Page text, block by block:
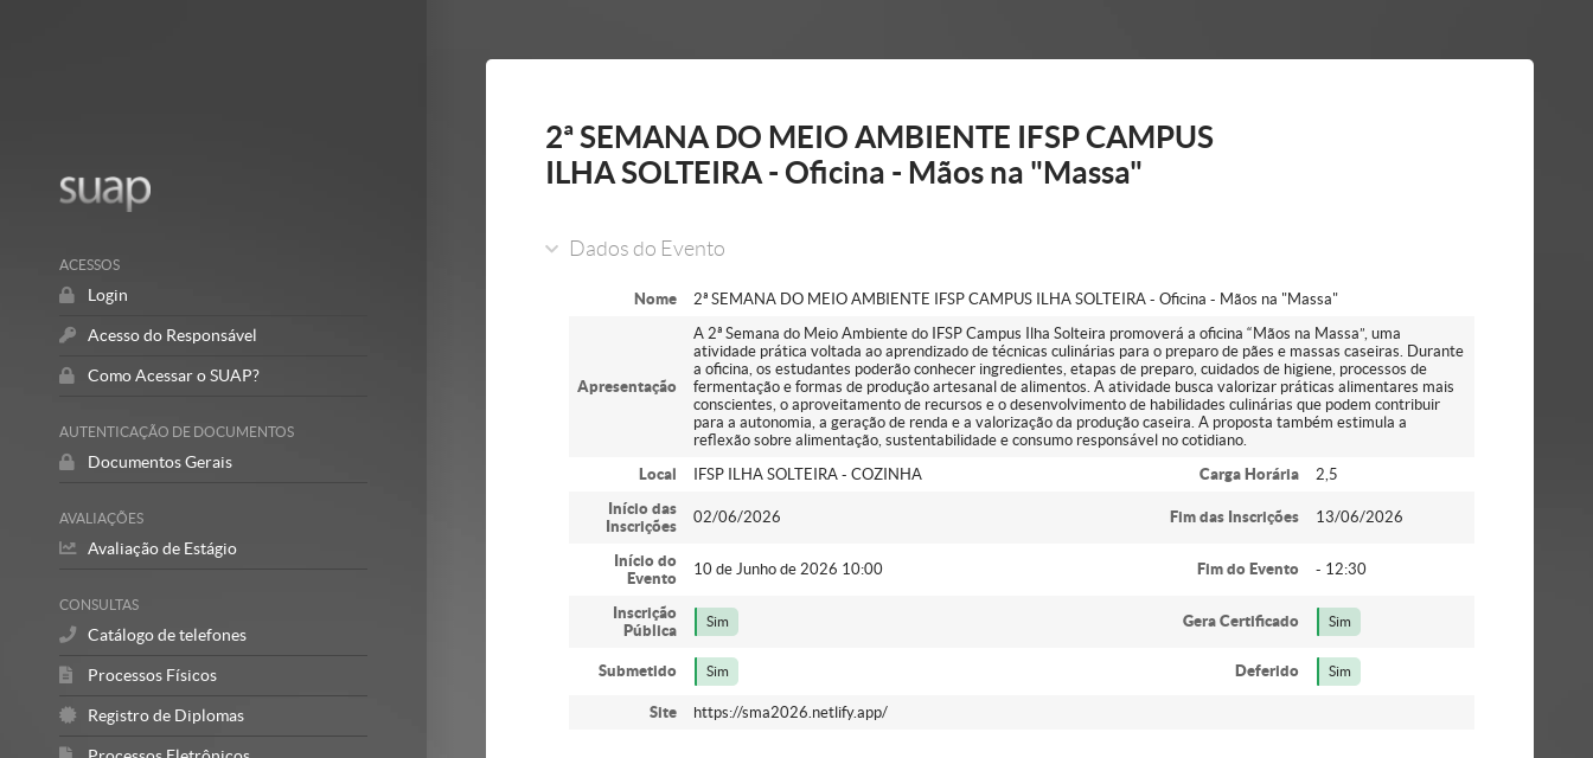
ACESSOS
Login
Acesso do Responsável
Como Acessar o SUAP?
AUTENTICAÇÃO DE DOCUMENTOS
Documentos Gerais
AVALIAÇÕES
Avaliação de Estágio
CONSULTAS
Catálogo de telefones
Processos Físicos
Registro de Diplomas
2ª SEMANA DO MEIO AMBIENTE IFSP CAMPUS
ILHA SOLTEIRA - Oficina - Mãos na "Massa"
Dados do Evento
Nome 2ª SEMANA DO MEIO AMBIENTE IFSP CAMPUS ILHA SOLTEIRA - Oficina - Mãos na "Massa"
Apresentação
A 2ª Semana do Meio Ambiente do IFSP Campus Ilha Solteira promoverá a oficina “Mãos na Massa”, uma
atividade prática voltada ao aprendizado de técnicas culinárias para o preparo de pães e massas caseiras. Durante
a oficina, os estudantes poderão conhecer ingredientes, etapas de preparo, cuidados de higiene, processos de
fermentação e formas de produção artesanal de alimentos. A atividade busca valorizar práticas alimentares mais
conscientes, o aproveitamento de recursos e o desenvolvimento de habilidades culinárias que podem contribuir
para a autonomia, a geração de renda e a valorização da produção caseira. A proposta também estimula a
reflexão sobre alimentação, sustentabilidade e consumo responsável no cotidiano.
Local
IFSP ILHA SOLTEIRA - COZINHA Carga Horária
2,5
Início das
Inscrições
02/06/2026 Fim das Inscrições 13/06/2026
Início do
Evento
10 de Junho de 2026 10:00 Fim do Evento - 12:30
Inscrição
Pública
Sim Gera Certificado Sim
Submetido Sim Deferido Sim
Site https://sma2026.netlify.app/